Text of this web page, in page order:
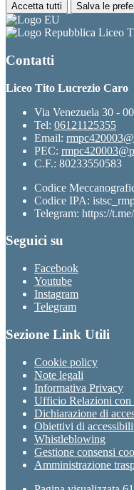
Accetta tutti Salva le
Liceo
Contatti
Liceo Tito Lucrezio Caro
Via Venezuela 30 -
Tel: 06121125355
Email:
PEC:
C.F.: 80233550583
Codice
Codice IPA:
Telegram: https://
Seguici su
Facebook
Youtube
Instagram
Telegram
Sezione Link Utili
Cookie policy
Note legali
Informativa Privacy
Ufficio Relazioni con
Dichiarazione di
Obiettivi di
Whistleblowing
Gestione consensi
Amministrazione